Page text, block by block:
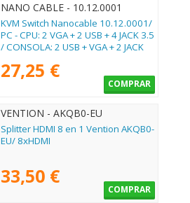
NANO CABLE - 10.12.0001
KVM Switch Nanocable 10.12.0001/
PC - CPU: 2 VGA + 2 USB + 4 JACK 3.5
/ CONSOLA: 2 USB + VGA + 2 JACK
27,25 €
COMPRAR
VENTION - AKQB0-EU
Splitter HDMI 8 en 1 Vention AKQB0-
EU/ 8xHDMI
33,50 €
COMPRAR